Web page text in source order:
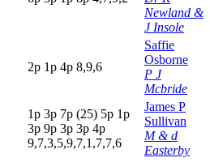
Newland &
J Insole
2p 1p 4p 8,9,6
Saffie
Osborne
P J
Mcbride
1p 3p 7p (25) 5p 1p
3p 9p 3p 3p 4p
9,7,3,5,9,7,1,7,7,6
James P
Sullivan
M & d
Easterby